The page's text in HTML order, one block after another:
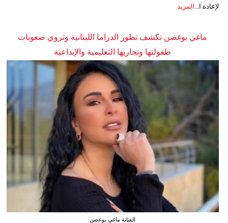
لإعادة ا... المزيد
ماغي بوغصن تكشف تطور الدراما اللبنانية وتروي صعوبات
طفولتها وتجاربها التعليمية والإبداعية
الفنانة ماغي بوغصن